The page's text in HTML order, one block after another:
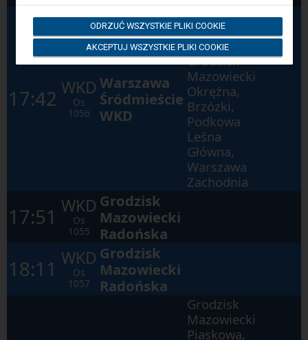
17:42 WKD
Os
1056
Warszawa
Śródmieście
WKD
Grodzisk
Mazowiecki
Piaskowa,
Grodzisk
Mazowiecki
Okrężna,
Brzózki,
Podkowa
Leśna
Główna,
Warszawa
Zachodnia
17:51 WKD
Os
1055
Grodzisk
Mazowiecki
Radońska
18:11 WKD
Os
1057
Grodzisk
Mazowiecki
Radońska
Grodzisk
Mazowiecki
Piaskowa,
którąś
dostępnych
końcu
okna.
by
poruszać
ODRZUĆ WSZYSTKIE PLIKI COOKIE
AKCEPTUJ WSZYSTKIE PLIKI COOKIE